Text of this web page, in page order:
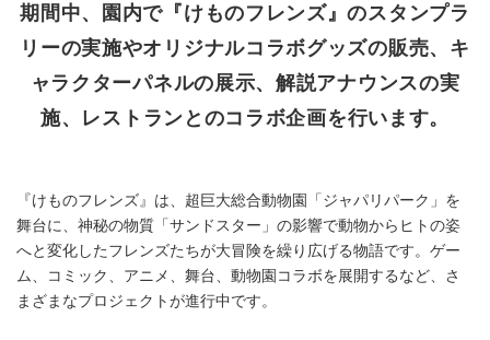
期間中、園内で『けものフレンズ』のスタンプラ
リーの実施やオリジナルコラボグッズの販売、キ
ャラクターパネルの展示、解説アナウンスの実
施、レストランとのコラボ企画を行います。
『けものフレンズ』は、超巨大総合動物園「ジャパリパーク」を
舞台に、神秘の物質「サンドスター」の影響で動物からヒトの姿
へと変化したフレンズたちが大冒険を繰り広げる物語です。ゲー
ム、コミック、アニメ、舞台、動物園コラボを展開するなど、さ
まざまなプロジェクトが進行中です。